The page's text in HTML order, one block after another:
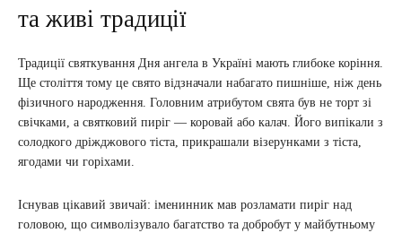
та живі традиції
Традиції святкування Дня ангела в Україні мають глибоке коріння.
Ще століття тому це свято відзначали набагато пишніше, ніж день
фізичного народження. Головним атрибутом свята був не торт зі
свічками, а святковий пиріг — коровай або калач. Його випікали з
солодкого дріжджового тіста, прикрашали візерунками з тіста,
ягодами чи горіхами.
Існував цікавий звичай: іменинник мав розламати пиріг над
головою, що символізувало багатство та добробут у майбутньому